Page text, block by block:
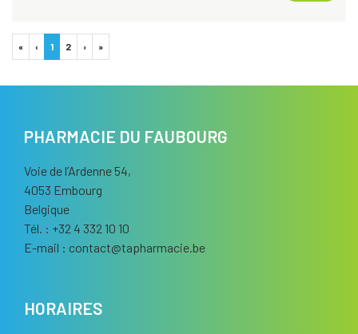
« ‹ 1 2 › »
PHARMACIE DU FAUBOURG
Voie de l’Ardenne 54,
4053 Embourg
Belgique
Tél. : +32 4 332 10 10
E-mail : contact@tapharmacie.be
HORAIRES